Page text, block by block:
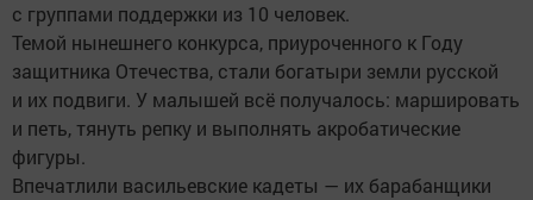
с группами поддержки из 10 человек.
Темой нынешнего конкурса, приуроченного к Году
защитника Отечества, стали богатыри земли русской
и их подвиги. У малышей всё получалось: маршировать
и петь, тянуть репку и выполнять акробатические
фигуры.
Впечатлили васильевские кадеты — их барабанщики